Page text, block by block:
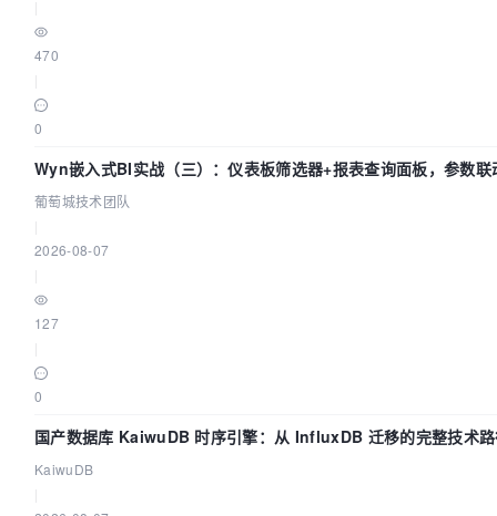
470
0
Wyn嵌入式BI实战（三）：仪表板筛选器+报表查询面板，参数联
葡萄城技术团队
2026-08-07
127
0
国产数据库 KaiwuDB 时序引擎：从 InfluxDB 迁移的完整技术
KaiwuDB